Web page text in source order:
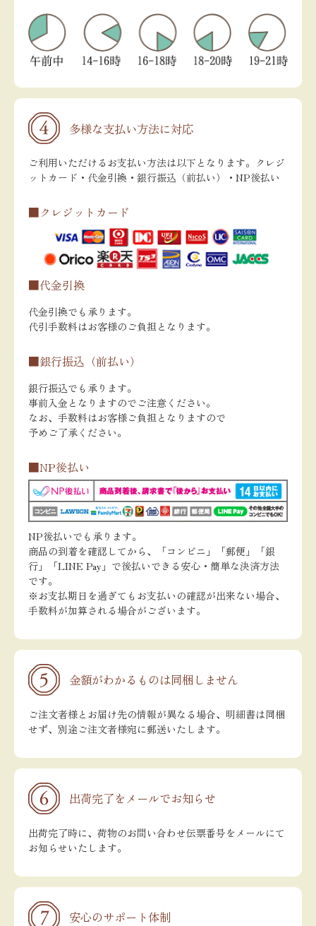
多様な支払い方法に対応
ご利用いただけるお支払い方法は以下となります。クレジ
ットカード・代金引換・銀行振込（前払い）・NP後払い
■クレジットカード
■代金引換
代金引換でも承ります。
代引手数料はお客様のご負担となります。
■銀行振込（前払い）
銀行振込でも承ります。
事前入金となりますのでご注意ください。
なお、手数料はお客様ご負担となりますので
予めご了承ください。
■NP後払い
NP後払いでも承ります。
商品の到着を確認してから、「コンビニ」「郵便」「銀
行」「LINE Pay」で後払いできる安心・簡単な決済方法
です。
※お支払期日を過ぎてもお支払いの確認が出来ない場合、
手数料が加算される場合がございます。
金額がわかるものは同梱しません
ご注文者様とお届け先の情報が異なる場合、明細書は同梱
せず、別途ご注文者様宛に郵送いたします。
出荷完了をメールでお知らせ
出荷完了時に、荷物のお問い合わせ伝票番号をメールにて
お知らせいたします。
安心のサポート体制